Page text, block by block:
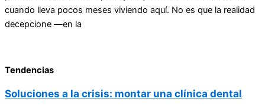
cuando lleva pocos meses viviendo aquí. No es que la realidad
decepcione —en la
Tendencias
Soluciones a la crisis: montar una clínica dental